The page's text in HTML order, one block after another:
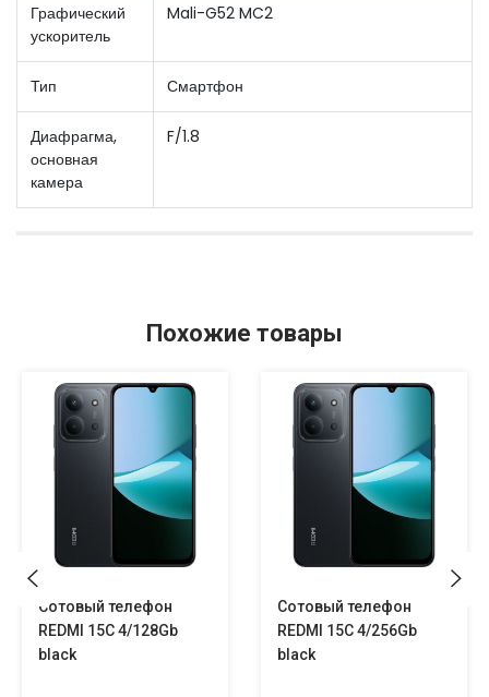
Графический
ускоритель
Mali-G52 MC2
Тип Смартфон
Диафрагма,
основная
камера
F/1.8
Похожие товары
Сотовый телефон
REDMI 15C 4/128Gb
black
Сотовый телефон
REDMI 15C 4/256Gb
black